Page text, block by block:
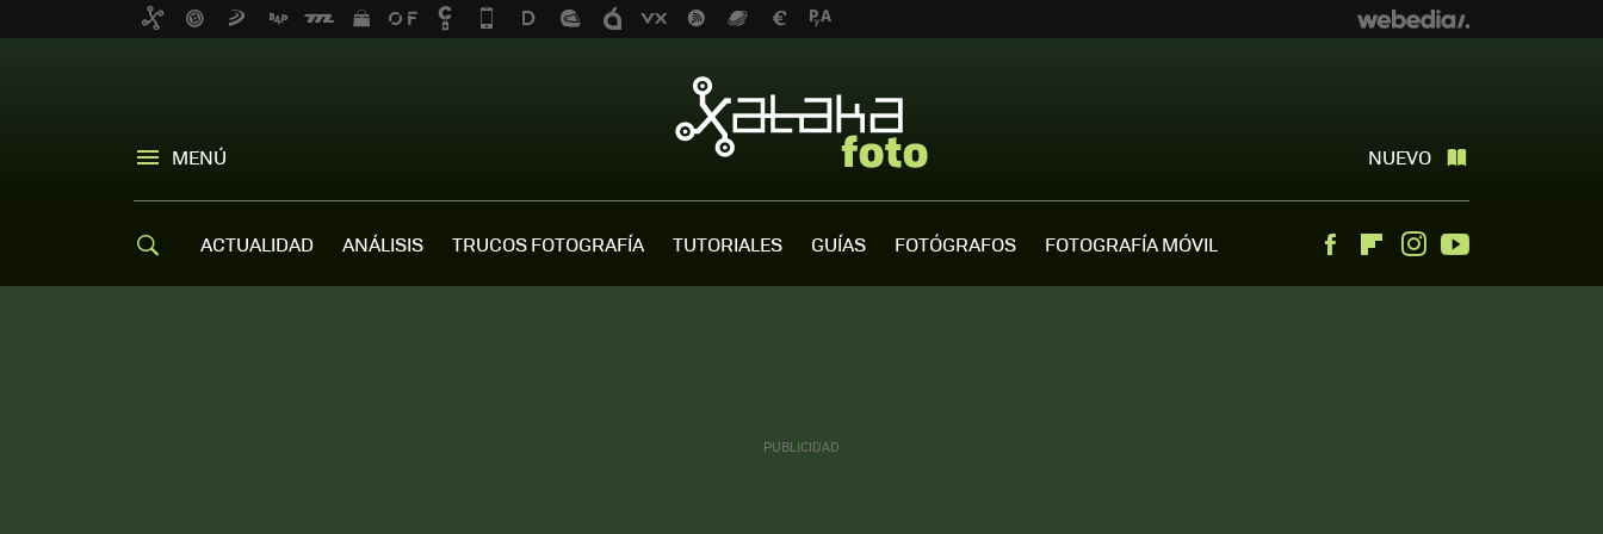
MENÚ NUEVO
ACTUALIDAD ANÁLISIS TRUCOS FOTOGRAFÍA TUTORIALES GUÍAS FOTÓGRAFOS FOTOGRAFÍA MÓVIL FacebookFlipboardInstagram